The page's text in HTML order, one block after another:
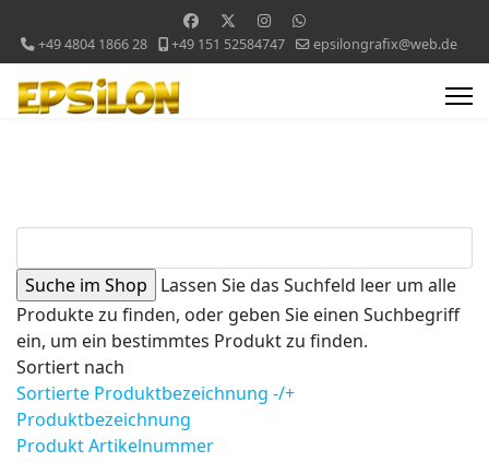
+49 4804 1866 28 +49 151 52584747 epsilongrafix@web.de
Lassen Sie das Suchfeld leer um alle
Produkte zu finden, oder geben Sie einen Suchbegriff
ein, um ein bestimmtes Produkt zu finden.
Sortiert nach
Sortierte Produktbezeichnung -/+
Produktbezeichnung
Produkt Artikelnummer